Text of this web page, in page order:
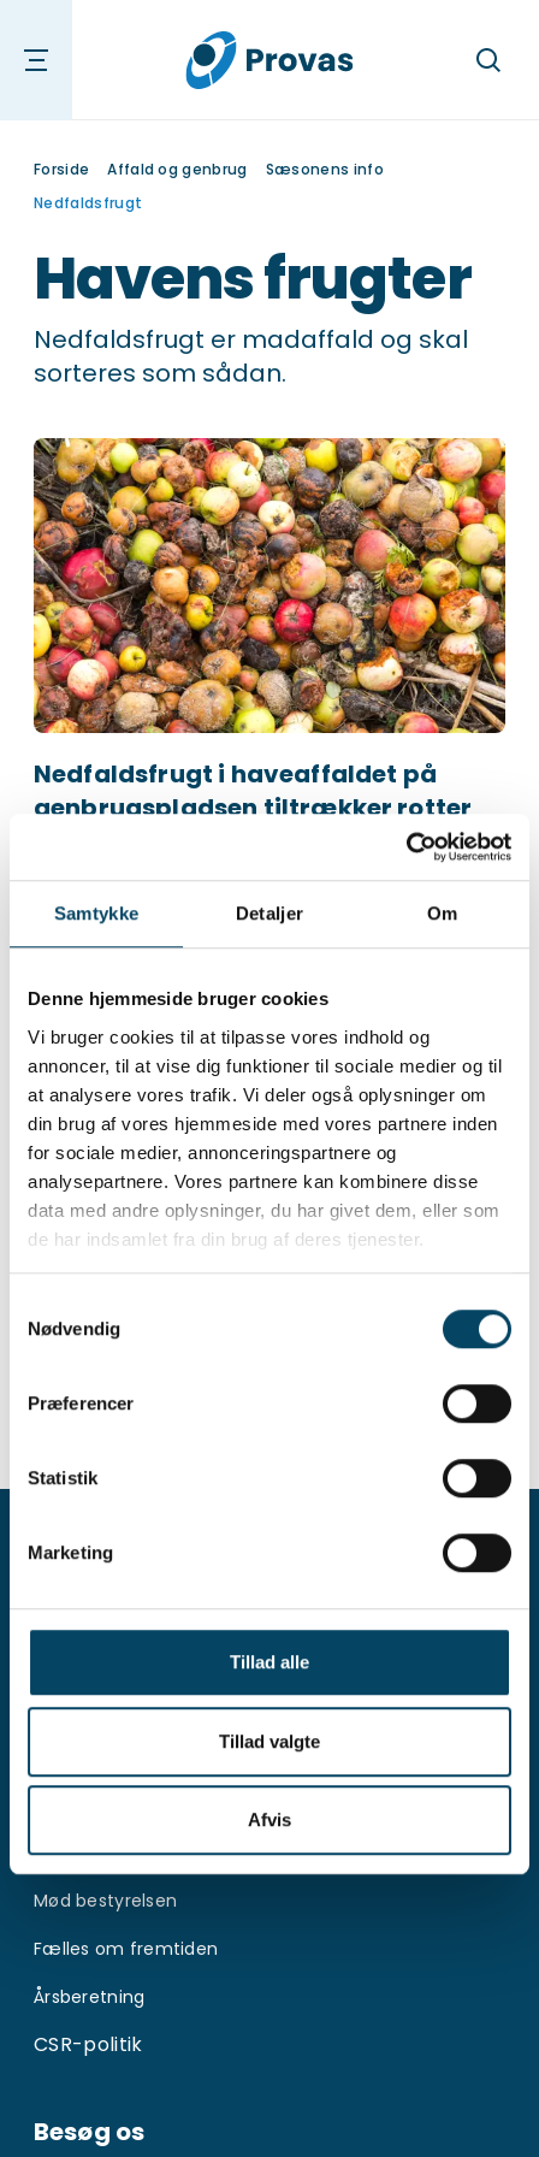
Samtykke Detaljer Om
Denne hjemmeside bruger cookies
Vi bruger cookies til at tilpasse vores indhold og
annoncer, til at vise dig funktioner til sociale medier og til
at analysere vores trafik. Vi deler også oplysninger om
din brug af vores hjemmeside med vores partnere inden
for sociale medier, annonceringspartnere og
analysepartnere. Vores partnere kan kombinere disse
data med andre oplysninger, du har givet dem, eller som
de har indsamlet fra din brug af deres tjenester.
Nødvendig
Præferencer
Statistik
Marketing
Tillad alle
Tillad valgte
Afvis
Søg
Forside Affald og genbrug
Sæsonens info
Nedfaldsfrugt
Havens frugter
Nedfaldsfrugt er madaffald og skal
sorteres som sådan.
Nedfaldsfrugt i haveaffaldet på
genbrugspladsen tiltrækker rotter
Hvis muligt, skal frugterne derfor helst sorteres
som madaffald.
Er den grønne pose for lille, må du gerne bruge
ikke fyldes med hvepse og andre dyr.
At presse din egen cider.
Besøge et lokalt mosteri.
Gemme lækkert mos til fryseren og vinterens
desserter.
Mulighederne er mange og nettet er fyldt med
skønne opskrifter.
Er du ikke selv så meget til mos og most, så
overvej at stille en lille bod op med gratis frugt -
selv.
Har du virkelig meget frugt, så kom bare med det
Men lad gerne lidt frugt ligge i haven til solsorten,
Kontakt
Presse og nyheder
Organisation
Mød bestyrelsen
Fælles om fremtiden
Årsberetning
CSR-politik
Besøg os